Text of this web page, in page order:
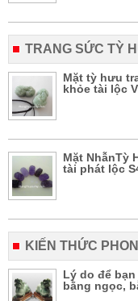
TRANG SỨC TỲ
Mặt tỳ hưu
khỏe tài lộc
Mặt NhẫnTỳ
tài phát lộc
KIẾN THỨC
Lý do để
bằng ngọc,